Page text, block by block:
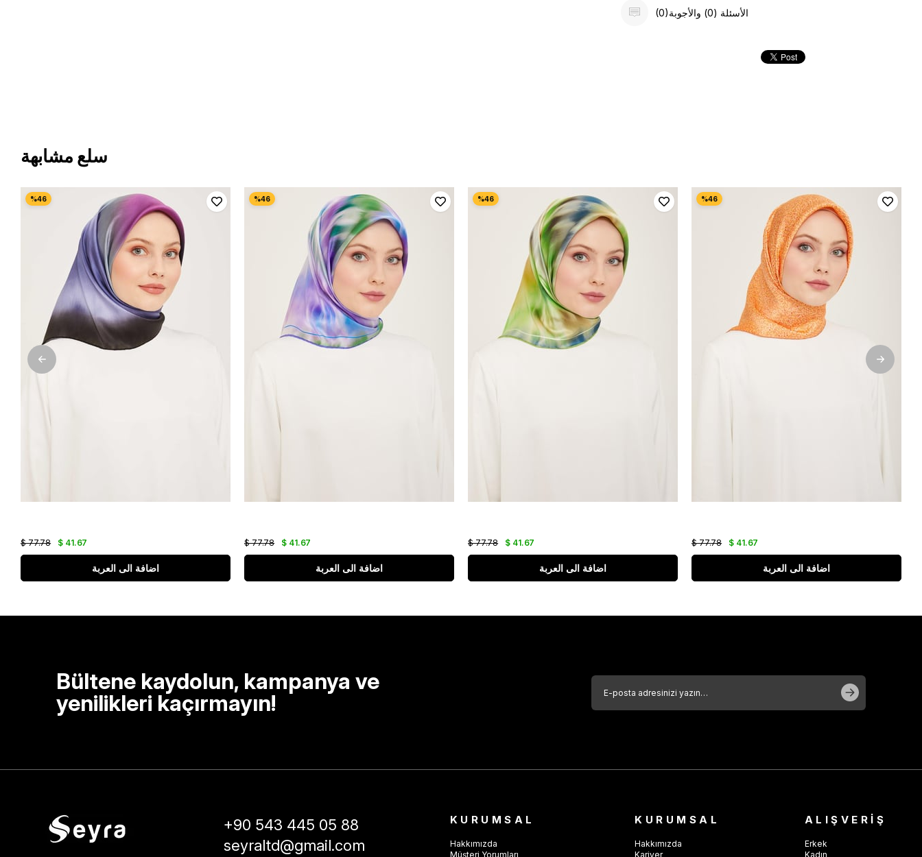
(0)الأسئلة (0) والأجوبة
سلع مشابهة
$ 41.67
$ 77.78
اضافة الى العربة
$ 41.67
$ 77.78
اضافة الى العربة
$ 41.67
$ 77.78
اضافة الى العربة
$ 41.67
$ 77.78
اضافة الى العربة
Bültene kaydolun, kampanya ve
yenilikleri kaçırmayın!
+90 543 445 05 88
seyraltd@gmail.com
KURUMSAL
Hakkımızda
Müşteri Yorumları
KURUMSAL
Hakkımızda
Kariyer
ALIŞVERİŞ
Erkek
Kadın